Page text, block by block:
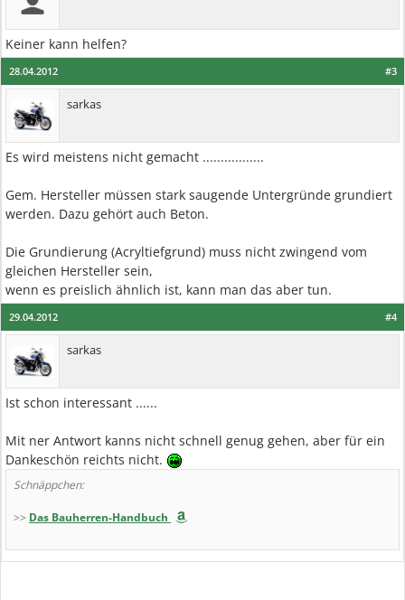
Keiner kann helfen?
#3
28.04.2012
sarkas
Es wird meistens nicht gemacht .................
Gem. Hersteller müssen stark saugende Untergründe grundiert
werden. Dazu gehört auch Beton.
Die Grundierung (Acryltiefgrund) muss nicht zwingend vom
gleichen Hersteller sein,
wenn es preislich ähnlich ist, kann man das aber tun.
#4
29.04.2012
sarkas
Ist schon interessant ......
Mit ner Antwort kanns nicht schnell genug gehen, aber für ein
Dankeschön reichts nicht.
Schnäppchen:
>> Das Bauherren-Handbuch